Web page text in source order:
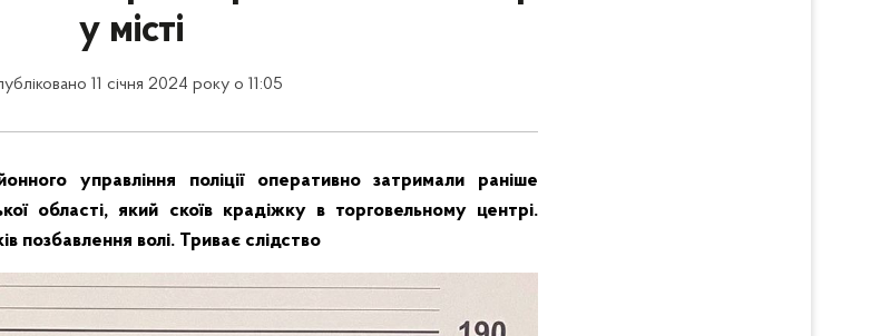
у місті
11 січня 2024 року о 11:05
управління поліції оперативно затримали раніше
області, який скоїв крадіжку в торговельному центрі.
позбавлення волі. Триває слідство